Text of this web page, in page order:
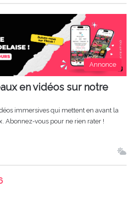
Annonce
en vidéos sur notre
immersives qui mettent en avant la
Abonnez-vous pour ne rien rater !